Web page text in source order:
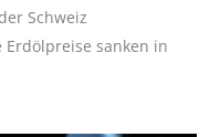
Schweiz
sanken in